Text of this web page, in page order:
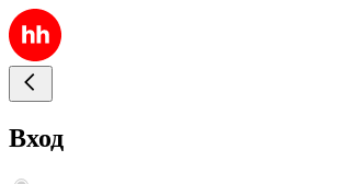
Вход